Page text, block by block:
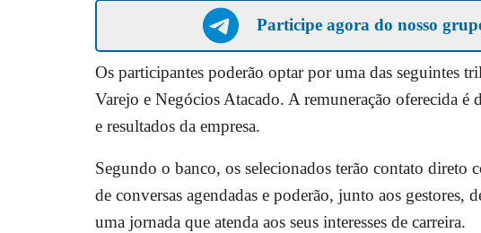
Participe agora do nosso
Os participantes poderão optar por uma das seguintes
Varejo e Negócios Atacado. A remuneração oferecida
e resultados da empresa.
Segundo o banco, os selecionados terão contato direto
de conversas agendadas e poderão, junto aos gestores,
uma jornada que atenda aos seus interesses de carreira.